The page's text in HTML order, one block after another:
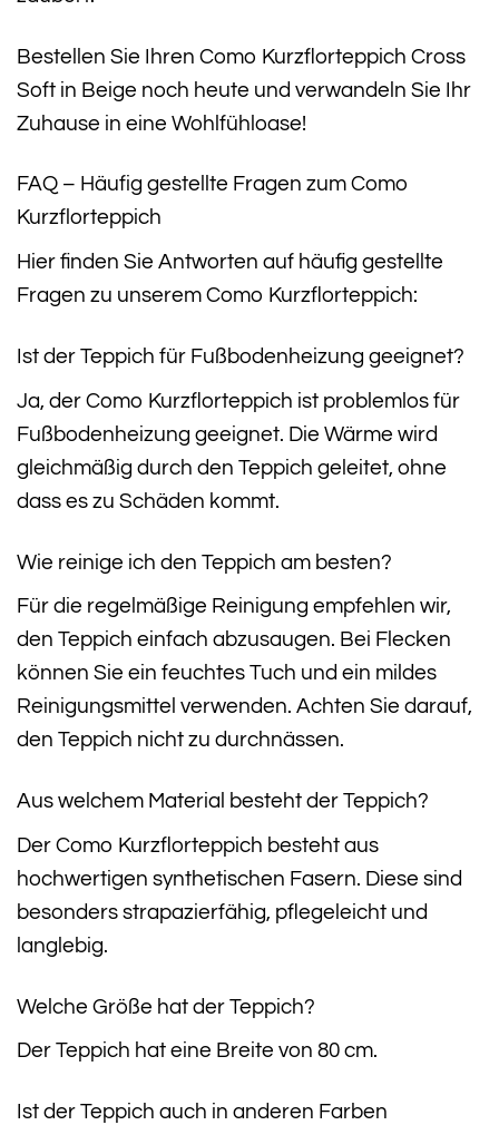
Bestellen Sie Ihren Como Kurzflorteppich Cross
Soft in Beige noch heute und verwandeln Sie Ihr
Zuhause in eine Wohlfühloase!
FAQ – Häufig gestellte Fragen zum Como
Kurzflorteppich
Hier finden Sie Antworten auf häufig gestellte
Fragen zu unserem Como Kurzflorteppich:
Ist der Teppich für Fußbodenheizung geeignet?
Ja, der Como Kurzflorteppich ist problemlos für
Fußbodenheizung geeignet. Die Wärme wird
gleichmäßig durch den Teppich geleitet, ohne
dass es zu Schäden kommt.
Wie reinige ich den Teppich am besten?
Für die regelmäßige Reinigung empfehlen wir,
den Teppich einfach abzusaugen. Bei Flecken
können Sie ein feuchtes Tuch und ein mildes
Reinigungsmittel verwenden. Achten Sie darauf,
den Teppich nicht zu durchnässen.
Aus welchem Material besteht der Teppich?
Der Como Kurzflorteppich besteht aus
hochwertigen synthetischen Fasern. Diese sind
besonders strapazierfähig, pflegeleicht und
langlebig.
Welche Größe hat der Teppich?
Der Teppich hat eine Breite von 80 cm.
Ist der Teppich auch in anderen Farben